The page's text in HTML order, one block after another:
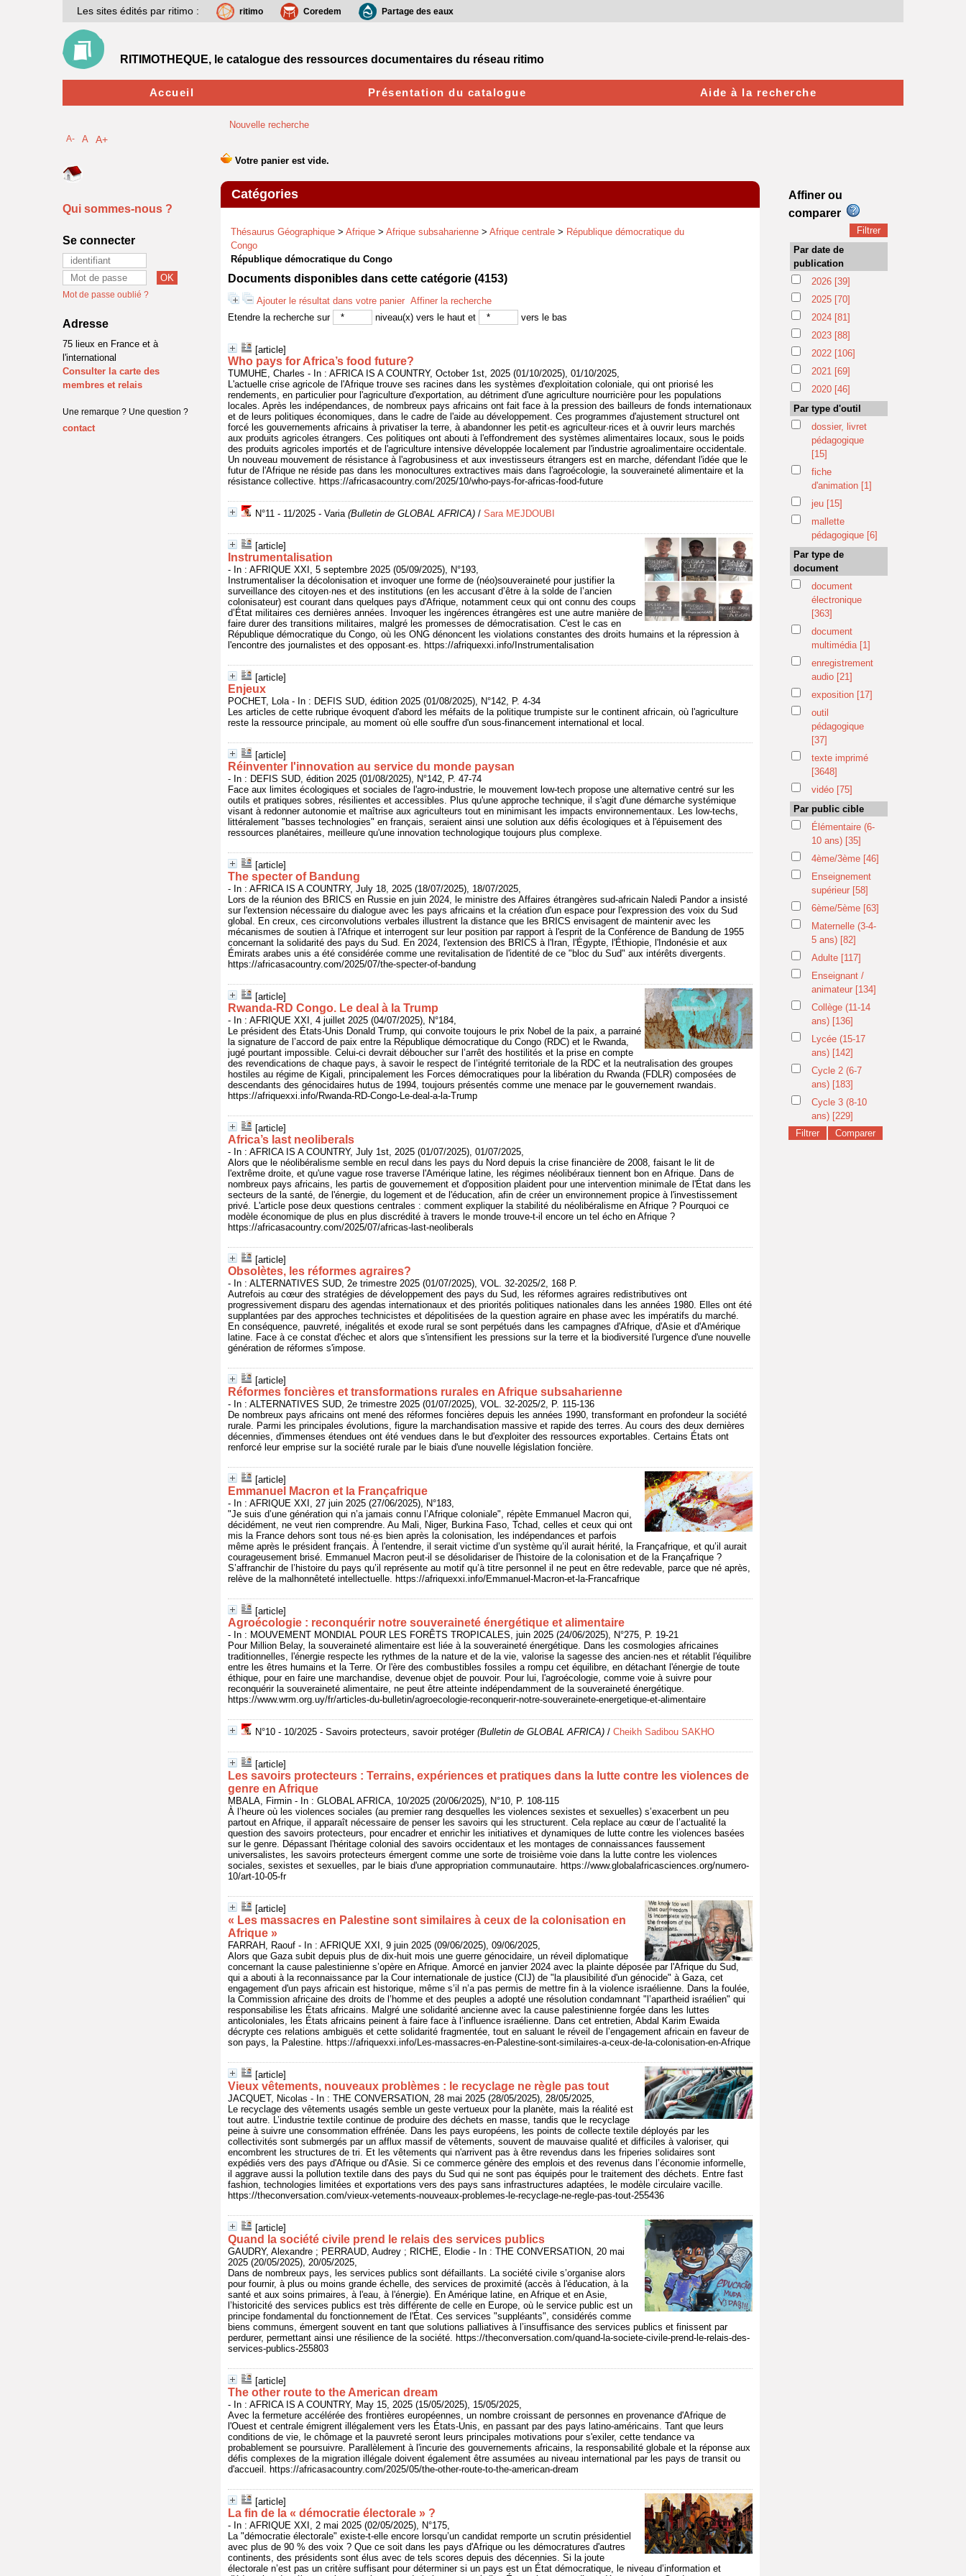
Nouvelle recherche
Catégories
Thésaurus Géographique > Afrique > Afrique subsaharienne > Afrique centrale > République démocratique du
Congo
République démocratique du Congo
Documents disponibles dans cette catégorie (4153)
Ajouter le résultat dans votre panier Affiner la recherche
Etendre la recherche sur
niveau(x) vers le haut et vers le bas
[article]
Who pays for Africa’s food future?
TUMUHE, Charles - In : AFRICA IS A COUNTRY, October 1st, 2025 (01/10/2025), 01/10/2025,
L'actuelle crise agricole de l'Afrique trouve ses racines dans les systèmes d'exploitation coloniale, qui ont priorisé les
rendements, en particulier pour l'agriculture d'exportation, au détriment d'une agriculture nourricière pour les populations
locales. Après les indépendances, de nombreux pays africains ont fait face à la pression des bailleurs de fonds internationaux
et de leurs politiques économiques, dans le cadre de l'aide au développement. Ces programmes d'ajustement structurel ont
forcé les gouvernements africains à privatiser la terre, à abandonner les petit·es agriculteur·rices et à ouvrir leurs marchés
aux produits agricoles étrangers. Ces politiques ont abouti à l'effondrement des systèmes alimentaires locaux, sous le poids
des produits agricoles importés et de l'agriculture intensive développée localement par l'industrie agroalimentaire occidentale.
Un nouveau mouvement de résistance à l'agrobusiness et aux investisseurs étrangers est en marche, défendant l'idée que le
futur de l'Afrique ne réside pas dans les monocultures extractives mais dans l'agroécologie, la souveraineté alimentaire et la
résistance collective. https://africasacountry.com/2025/10/who-pays-for-africas-food-future
N°11 - 11/2025 - Varia(Bulletin de GLOBAL AFRICA) / Sara MEJDOUBI
[article]
Instrumentalisation
- In : AFRIQUE XXI, 5 septembre 2025 (05/09/2025), N°193,
Instrumentaliser la décolonisation et invoquer une forme de (néo)souveraineté pour justifier la
surveillance des citoyen·nes et des institutions (en les accusant d’être à la solde de l’ancien
colonisateur) est courant dans quelques pays d'Afrique, notamment ceux qui ont connu des coups
d’État militaires ces dernières années. Invoquer les ingérences étrangères est une autre manière de
faire durer des transitions militaires, malgré les promesses de démocratisation. C'est le cas en
République démocratique du Congo, où les ONG dénoncent les violations constantes des droits humains et la répression à
l'encontre des journalistes et des opposant·es. https://afriquexxi.info/Instrumentalisation
[article]
Enjeux
POCHET, Lola - In : DEFIS SUD, édition 2025 (01/08/2025), N°142, P. 4-34
Les articles de cette rubrique évoquent d'abord les méfaits de la politique trumpiste sur le continent africain, où l'agriculture
reste la ressource principale, au moment où elle souffre d'un sous-financement international et local.
[article]
Réinventer l'innovation au service du monde paysan
- In : DEFIS SUD, édition 2025 (01/08/2025), N°142, P. 47-74
Face aux limites écologiques et sociales de l'agro-industrie, le mouvement low-tech propose une alternative centré sur les
outils et pratiques sobres, résilientes et accessibles. Plus qu'une approche technique, il s'agit d'une démarche systémique
visant à redonner autonomie et maîtrise aux agriculteurs tout en minimisant les impacts environnementaux. Les low-techs,
littéralement "basses technologies" en français, seraient ainsi une solution aux défis écologiques et à l'épuisement des
ressources planétaires, meilleure qu'une innovation technologique toujours plus complexe.
[article]
The specter of Bandung
- In : AFRICA IS A COUNTRY, July 18, 2025 (18/07/2025), 18/07/2025,
Lors de la réunion des BRICS en Russie en juin 2024, le ministre des Affaires étrangères sud-africain Naledi Pandor a insisté
sur l'extension nécessaire du dialogue avec les pays africains et la création d'un espace pour l'expression des voix du Sud
global. En creux, ces circonvolutions verbales illustrent la distance que les BRICS envisagent de maintenir avec les
mécanismes de soutien à l'Afrique et interrogent sur leur position par rapport à l'esprit de la Conférence de Bandung de 1955
concernant la solidarité des pays du Sud. En 2024, l'extension des BRICS à l'Iran, l'Égypte, l'Éthiopie, l'Indonésie et aux
Émirats arabes unis a été considérée comme une revitalisation de l'identité de ce "bloc du Sud" aux intérêts divergents.
https://africasacountry.com/2025/07/the-specter-of-bandung
[article]
Rwanda-RD Congo. Le deal à la Trump
- In : AFRIQUE XXI, 4 juillet 2025 (04/07/2025), N°184,
Le président des États-Unis Donald Trump, qui convoite toujours le prix Nobel de la paix, a parrainé
la signature de l’accord de paix entre la République démocratique du Congo (RDC) et le Rwanda,
jugé pourtant impossible. Celui-ci devrait déboucher sur l’arrêt des hostilités et la prise en compte
des revendications de chaque pays, à savoir le respect de l’intégrité territoriale de la RDC et la neutralisation des groupes
hostiles au régime de Kigali, principalement les Forces démocratiques pour la libération du Rwanda (FDLR) composées de
descendants des génocidaires hutus de 1994, toujours présentés comme une menace par le gouvernement rwandais.
https://afriquexxi.info/Rwanda-RD-Congo-Le-deal-a-la-Trump
[article]
Africa’s last neoliberals
- In : AFRICA IS A COUNTRY, July 1st, 2025 (01/07/2025), 01/07/2025,
Alors que le néolibéralisme semble en recul dans les pays du Nord depuis la crise financière de 2008, faisant le lit de
l'extrême droite, et qu'une vague rose traverse l'Amérique latine, les régimes néolibéraux tiennent bon en Afrique. Dans de
nombreux pays africains, les partis de gouvernement et d'opposition plaident pour une intervention minimale de l'État dans les
secteurs de la santé, de l'énergie, du logement et de l'éducation, afin de créer un environnement propice à l'investissement
privé. L'article pose deux questions centrales : comment expliquer la stabilité du néolibéralisme en Afrique ? Pourquoi ce
modèle économique de plus en plus discrédité à travers le monde trouve-t-il encore un tel écho en Afrique ?
https://africasacountry.com/2025/07/africas-last-neoliberals
[article]
Obsolètes, les réformes agraires?
- In : ALTERNATIVES SUD, 2e trimestre 2025 (01/07/2025), VOL. 32-2025/2, 168 P.
Autrefois au cœur des stratégies de développement des pays du Sud, les réformes agraires redistributives ont
progressivement disparu des agendas internationaux et des priorités politiques nationales dans les années 1980. Elles ont été
supplantées par des approches technicistes et dépolitisées de la question agraire en phase avec les impératifs du marché.
En conséquence, pauvreté, inégalités et exode rural se sont perpétués dans les campagnes d'Afrique, d'Asie et d'Amérique
latine. Face à ce constat d'échec et alors que s'intensifient les pressions sur la terre et la biodiversité l'urgence d'une nouvelle
génération de réformes s'impose.
[article]
Réformes foncières et transformations rurales en Afrique subsaharienne
- In : ALTERNATIVES SUD, 2e trimestre 2025 (01/07/2025), VOL. 32-2025/2, P. 115-136
De nombreux pays africains ont mené des réformes foncières depuis les années 1990, transformant en profondeur la société
rurale. Parmi les principales évolutions, figure la marchandisation massive et rapide des terres. Au cours des deux dernières
décennies, d'immenses étendues ont été vendues dans le but d'exploiter des ressources exportables. Certains États ont
renforcé leur emprise sur la société rurale par le biais d'une nouvelle législation foncière.
[article]
Emmanuel Macron et la Françafrique
- In : AFRIQUE XXI, 27 juin 2025 (27/06/2025), N°183,
"Je suis d’une génération qui n’a jamais connu l’Afrique coloniale", répète Emmanuel Macron qui,
décidément, ne veut rien comprendre. Au Mali, Niger, Burkina Faso, Tchad, celles et ceux qui ont
mis la France dehors sont tous né·es bien après la colonisation, les indépendances et parfois
même après le président français. À l'entendre, il serait victime d’un système qu’il aurait hérité, la Françafrique, et qu’il aurait
courageusement brisé. Emmanuel Macron peut-il se désolidariser de l'histoire de la colonisation et de la Françafrique ?
S’affranchir de l’histoire du pays qu’il représente au motif qu’à titre personnel il ne peut en être redevable, parce que né après,
relève de la malhonnêteté intellectuelle. https://afriquexxi.info/Emmanuel-Macron-et-la-Francafrique
[article]
Agroécologie : reconquérir notre souveraineté énergétique et alimentaire
- In : MOUVEMENT MONDIAL POUR LES FORÊTS TROPICALES, juin 2025 (24/06/2025), N°275, P. 19-21
Pour Million Belay, la souveraineté alimentaire est liée à la souveraineté énergétique. Dans les cosmologies africaines
traditionnelles, l'énergie respecte les rythmes de la nature et de la vie, valorise la sagesse des ancien·nes et rétablit l'équilibre
entre les êtres humains et la Terre. Or l'ère des combustibles fossiles a rompu cet équilibre, en détachant l'énergie de toute
éthique, pour en faire une marchandise, devenue objet de pouvoir. Pour lui, l'agroécologie, comme voie à suivre pour
reconquérir la souveraineté alimentaire, ne peut être atteinte indépendamment de la souveraineté énergétique.
https://www.wrm.org.uy/fr/articles-du-bulletin/agroecologie-reconquerir-notre-souverainete-energetique-et-alimentaire
N°10 - 10/2025 - Savoirs protecteurs, savoir protéger(Bulletin de GLOBAL AFRICA) / Cheikh Sadibou SAKHO
[article]
Les savoirs protecteurs : Terrains, expériences et pratiques dans la lutte contre les violences de
genre en Afrique
MBALA, Firmin - In : GLOBAL AFRICA, 10/2025 (20/06/2025), N°10, P. 108-115
À l’heure où les violences sociales (au premier rang desquelles les violences sexistes et sexuelles) s’exacerbent un peu
partout en Afrique, il apparaît nécessaire de penser les savoirs qui les structurent. Cela replace au cœur de l’actualité la
question des savoirs protecteurs, pour encadrer et enrichir les initiatives et dynamiques de lutte contre les violences basées
sur le genre. Dépassant l'héritage colonial des savoirs occidentaux et les montages de connaissances faussement
universalistes, les savoirs protecteurs émergent comme une sorte de troisième voie dans la lutte contre les violences
sociales, sexistes et sexuelles, par le biais d'une appropriation communautaire. https://www.globalafricasciences.org/numero-
10/art-10-05-fr
[article]
« Les massacres en Palestine sont similaires à ceux de la colonisation en
Afrique »
FARRAH, Raouf - In : AFRIQUE XXI, 9 juin 2025 (09/06/2025), 09/06/2025,
Alors que Gaza subit depuis plus de dix-huit mois une guerre génocidaire, un réveil diplomatique
concernant la cause palestinienne s’opère en Afrique. Amorcé en janvier 2024 avec la plainte déposée par l'Afrique du Sud,
qui a abouti à la reconnaissance par la Cour internationale de justice (CIJ) de "la plausibilité d'un génocide" à Gaza, cet
engagement d'un pays africain est historique, même s’il n’a pas permis de mettre fin à la violence israélienne. Dans la foulée,
la Commission africaine des droits de l’homme et des peuples a adopté une résolution condamnant "l’apartheid israélien" qui
responsabilise les États africains. Malgré une solidarité ancienne avec la cause palestinienne forgée dans les luttes
anticoloniales, les États africains peinent à faire face à l’influence israélienne. Dans cet entretien, Abdal Karim Ewaida
décrypte ces relations ambiguës et cette solidarité fragmentée, tout en saluant le réveil de l’engagement africain en faveur de
son pays, la Palestine. https://afriquexxi.info/Les-massacres-en-Palestine-sont-similaires-a-ceux-de-la-colonisation-en-Afrique
[article]
Vieux vêtements, nouveaux problèmes : le recyclage ne règle pas tout
JACQUET, Nicolas - In : THE CONVERSATION, 28 mai 2025 (28/05/2025), 28/05/2025,
Le recyclage des vêtements usagés semble un geste vertueux pour la planète, mais la réalité est
tout autre. L’industrie textile continue de produire des déchets en masse, tandis que le recyclage
peine à suivre une consommation effrénée. Dans les pays européens, les points de collecte textile déployés par les
collectivités sont submergés par un afflux massif de vêtements, souvent de mauvaise qualité et difficiles à valoriser, qui
encombrent les structures de tri. Et les vêtements qui n'arrivent pas à être revendus dans les friperies solidaires sont
expédiés vers des pays d'Afrique ou d'Asie. Si ce commerce génère des emplois et des revenus dans l’économie informelle,
il aggrave aussi la pollution textile dans des pays du Sud qui ne sont pas équipés pour le traitement des déchets. Entre fast
fashion, technologies limitées et exportations vers des pays sans infrastructures adaptées, le modèle circulaire vacille.
https://theconversation.com/vieux-vetements-nouveaux-problemes-le-recyclage-ne-regle-pas-tout-255436
[article]
Quand la société civile prend le relais des services publics
GAUDRY, Alexandre ; PERRAUD, Audrey ; RICHE, Elodie - In : THE CONVERSATION, 20 mai
2025 (20/05/2025), 20/05/2025,
Dans de nombreux pays, les services publics sont défaillants. La société civile s’organise alors
pour fournir, à plus ou moins grande échelle, des services de proximité (accès à l'éducation, à la
santé et aux soins primaires, à l'eau, à l'énergie). En Amérique latine, en Afrique et en Asie,
l’historicité des services publics est très différente de celle en Europe, où le service public est un
principe fondamental du fonctionnement de l'État. Ces services "suppléants", considérés comme
biens communs, émergent souvent en tant que solutions palliatives à l’insuffisance des services publics et finissent par
perdurer, permettant ainsi une résilience de la société. https://theconversation.com/quand-la-societe-civile-prend-le-relais-des-
services-publics-255803
[article]
The other route to the American dream
- In : AFRICA IS A COUNTRY, May 15, 2025 (15/05/2025), 15/05/2025,
Avec la fermeture accélérée des frontières européennes, un nombre croissant de personnes en provenance d'Afrique de
l'Ouest et centrale émigrent illégalement vers les États-Unis, en passant par des pays latino-américains. Tant que leurs
conditions de vie, le chômage et la pauvreté seront leurs principales motivations pour s'exiler, cette tendance va
probablement se poursuivre. Parallèlement à l'incurie des gouvernements africains, la responsabilité globale et la réponse aux
défis complexes de la migration illégale doivent également être assumées au niveau international par les pays de transit ou
d'accueil. https://africasacountry.com/2025/05/the-other-route-to-the-american-dream
[article]
La fin de la « démocratie électorale » ?
- In : AFRIQUE XXI, 2 mai 2025 (02/05/2025), N°175,
La "démocratie électorale" existe-t-elle encore lorsqu’un candidat remporte un scrutin présidentiel
avec plus de 90 % des voix ? Que ce soit dans les pays d'Afrique ou les démocratures d'autres
continents, des présidents sont élus avec de tels scores depuis des décennies. Si la joute
électorale n’est pas un critère suffisant pour déterminer si un pays est un État démocratique, le niveau d’information et
Les sites édités par ritimo : ritimo Coredem Partage des eaux
RITIMOTHEQUE, le catalogue des ressources documentaires du réseau ritimo
Accueil Présentation du catalogue Aide à la recherche
A- A A+
Qui sommes-nous ?
Se connecter
Mot de passe oublié ?
Adresse
75 lieux en France et à
l'international
Consulter la carte des
membres et relais
Une remarque ? Une question ?
contact
Affiner ou
comparer
Par date de
publication
2026 [39]
2025 [70]
2024 [81]
2023 [88]
2022 [106]
2021 [69]
2020 [46]
Par type d'outil
dossier, livret
pédagogique
[15]
fiche
d'animation [1]
jeu [15]
mallette
pédagogique [6]
Par type de
document
document
électronique
[363]
document
multimédia [1]
enregistrement
audio [21]
exposition [17]
outil
pédagogique
[37]
texte imprimé
[3648]
vidéo [75]
Par public cible
Élémentaire (6-
10 ans) [35]
4ème/3ème [46]
Enseignement
supérieur [58]
6ème/5ème [63]
Maternelle (3-4-
5 ans) [82]
Adulte [117]
Enseignant /
animateur [134]
Collège (11-14
ans) [136]
Lycée (15-17
ans) [142]
Cycle 2 (6-7
ans) [183]
Cycle 3 (8-10
ans) [229]